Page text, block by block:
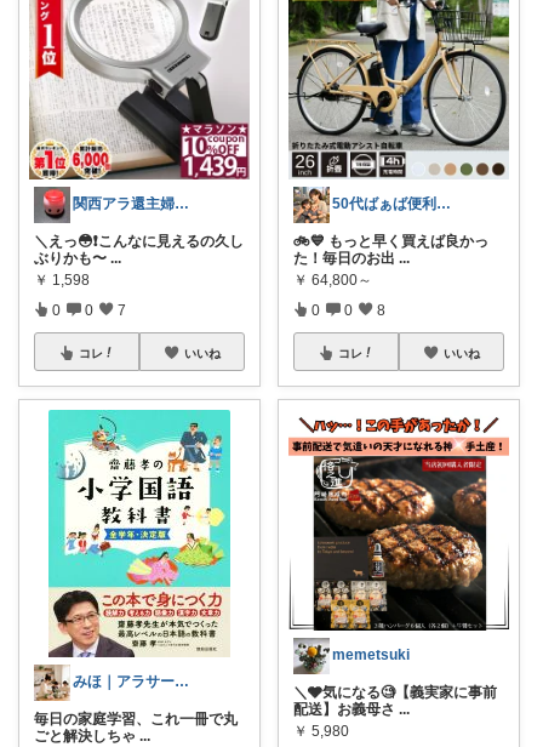
関西アラ還主婦 小町
＼えっ😳❗️こんなに見えるの久し
ぶりかも〜 ...
￥ 1,598
0 0 7
コレ いいね
みほ｜アラサー主婦｜共働き｜2児育児中
毎日の家庭学習、これ一冊で丸
ごと解決しちゃ ...
50代ばぁば便利ROOM
🚲💙 もっと早く買えば良かっ
た！毎日のお出 ...
￥ 64,800～
0 0 8
コレ いいね
memetsuki
＼🩶気になる🧐【義実家に事前
配送】お義母さ ...
￥ 5,980